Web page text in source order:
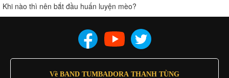
Khi nào thì nên bắt đầu huấn luyện mèo?
Về BAND TUMBADORA THANH TÙNG